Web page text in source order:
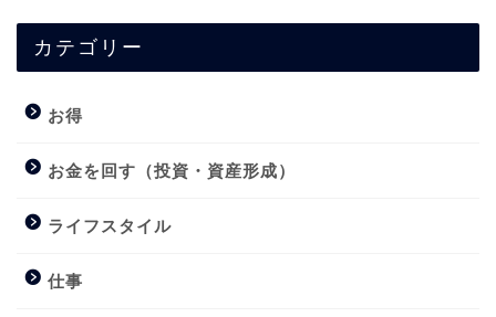
カテゴリー
お得
お金を回す（投資・資産形成）
ライフスタイル
仕事